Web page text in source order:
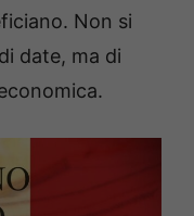
Non si
date, ma di